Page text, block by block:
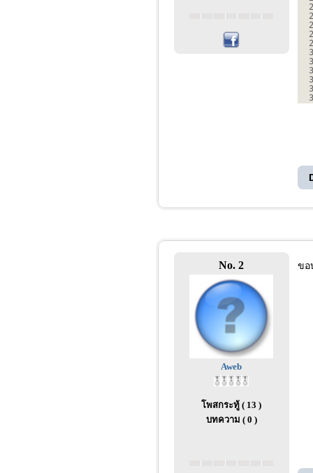
No. 2
Aweb
โพสกระทู้ ( 13 )
บทความ ( 0 )
ขอ